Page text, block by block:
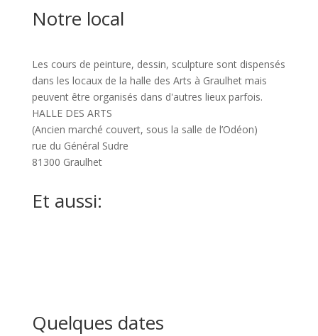
Notre local
Les cours de peinture, dessin, sculpture sont dispensés
dans les locaux de la halle des Arts à Graulhet mais
peuvent être organisés dans d'autres lieux parfois.
HALLE DES ARTS
(Ancien marché couvert, sous la salle de l’Odéon)
rue du Général Sudre
81300 Graulhet
Et aussi:
Quelques dates